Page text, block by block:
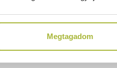
Megtagadom